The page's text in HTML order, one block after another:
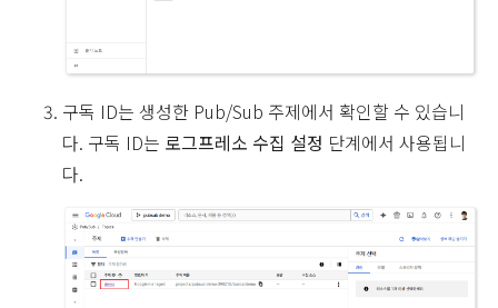
구독 ID는 생성한 Pub/Sub 주제에서 확인할 수 있습니
다. 구독 ID는 로그프레소 수집 설정 단계에서 사용됩니
다.